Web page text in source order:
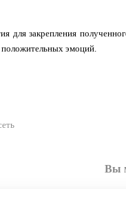
для закрепления
эмоций.
Вы